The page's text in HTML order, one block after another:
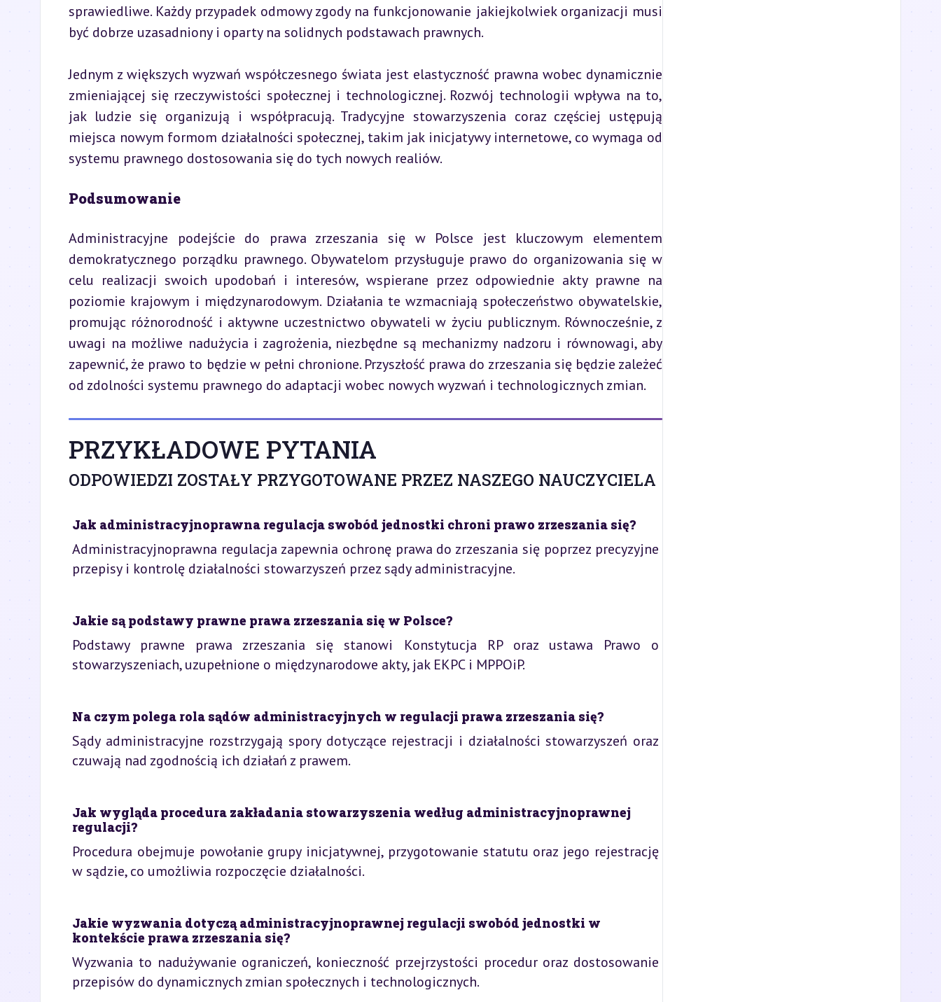
sprawiedliwe. Każdy przypadek odmowy zgody na funkcjonowanie jakiejkolwiek organizacji musi
być dobrze uzasadniony i oparty na solidnych podstawach prawnych.
Jednym z większych wyzwań współczesnego świata jest elastyczność prawna wobec dynamicznie
zmieniającej się rzeczywistości społecznej i technologicznej. Rozwój technologii wpływa na to,
jak ludzie się organizują i współpracują. Tradycyjne stowarzyszenia coraz częściej ustępują
miejsca nowym formom działalności społecznej, takim jak inicjatywy internetowe, co wymaga od
systemu prawnego dostosowania się do tych nowych realiów.
Podsumowanie
Administracyjne podejście do prawa zrzeszania się w Polsce jest kluczowym elementem
demokratycznego porządku prawnego. Obywatelom przysługuje prawo do organizowania się w
celu realizacji swoich upodobań i interesów, wspierane przez odpowiednie akty prawne na
poziomie krajowym i międzynarodowym. Działania te wzmacniają społeczeństwo obywatelskie,
promując różnorodność i aktywne uczestnictwo obywateli w życiu publicznym. Równocześnie, z
uwagi na możliwe nadużycia i zagrożenia, niezbędne są mechanizmy nadzoru i równowagi, aby
zapewnić, że prawo to będzie w pełni chronione. Przyszłość prawa do zrzeszania się będzie zależeć
od zdolności systemu prawnego do adaptacji wobec nowych wyzwań i technologicznych zmian.
PRZYKŁADOWE PYTANIA
ODPOWIEDZI ZOSTAŁY PRZYGOTOWANE PRZEZ NASZEGO NAUCZYCIELA
Jak administracyjnoprawna regulacja swobód jednostki chroni prawo zrzeszania się?
Administracyjnoprawna regulacja zapewnia ochronę prawa do zrzeszania się poprzez precyzyjne
przepisy i kontrolę działalności stowarzyszeń przez sądy administracyjne.
Jakie są podstawy prawne prawa zrzeszania się w Polsce?
Podstawy prawne prawa zrzeszania się stanowi Konstytucja RP oraz ustawa Prawo o
stowarzyszeniach, uzupełnione o międzynarodowe akty, jak EKPC i MPPOiP.
Na czym polega rola sądów administracyjnych w regulacji prawa zrzeszania się?
Sądy administracyjne rozstrzygają spory dotyczące rejestracji i działalności stowarzyszeń oraz
czuwają nad zgodnością ich działań z prawem.
Jak wygląda procedura zakładania stowarzyszenia według administracyjnoprawnej
regulacji?
Procedura obejmuje powołanie grupy inicjatywnej, przygotowanie statutu oraz jego rejestrację
w sądzie, co umożliwia rozpoczęcie działalności.
Jakie wyzwania dotyczą administracyjnoprawnej regulacji swobód jednostki w
kontekście prawa zrzeszania się?
Wyzwania to nadużywanie ograniczeń, konieczność przejrzystości procedur oraz dostosowanie
przepisów do dynamicznych zmian społecznych i technologicznych.